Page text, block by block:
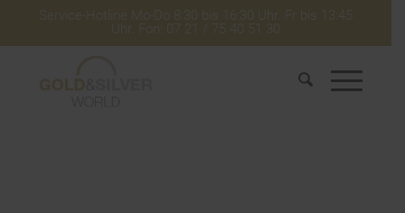
Service-Hotline Mo-Do 8:30 bis 16:30 Uhr. Fr bis 13:45
Uhr. Fon: 07 21 / 75 40 51 30